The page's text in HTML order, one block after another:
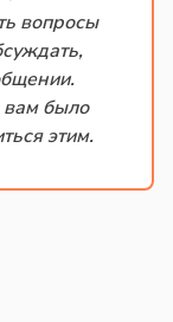
вопросы
вам было
этим.